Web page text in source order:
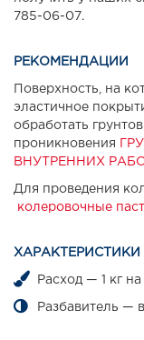
785-06-07.
РЕКОМЕНДАЦИИ
Поверхность, на
эластичное
обработать
проникновения
ВНУТРЕННИХ
Для проведения
колеровочные
ХАРАКТЕРИСТИКИ
Расход — 1 кг
Разбавитель —